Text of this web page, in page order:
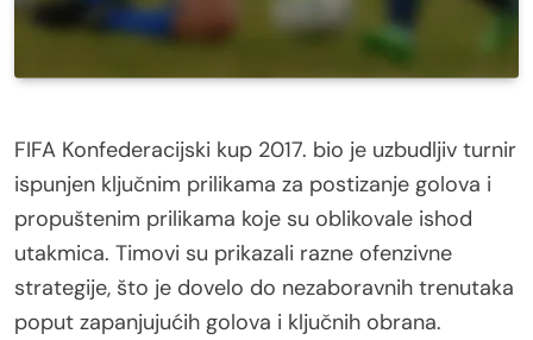
FIFA Konfederacijski kup 2017. bio je uzbudljiv turnir
ispunjen ključnim prilikama za postizanje golova i
propuštenim prilikama koje su oblikovale ishod
utakmica. Timovi su prikazali razne ofenzivne
strategije, što je dovelo do nezaboravnih trenutaka
poput zapanjujućih golova i ključnih obrana.